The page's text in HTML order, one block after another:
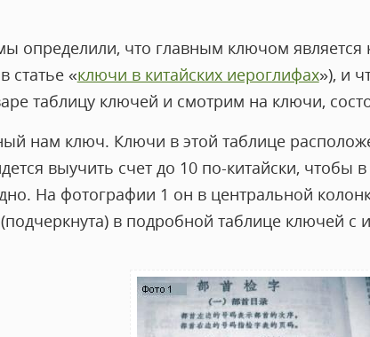
определили, что главным ключом является
статье «ключи в китайских иероглифах»), и
таблицу ключей и смотрим на ключи,
нам ключ. Ключи в этой таблице
выучить счет до 10 по-китайски, чтобы
На фотографии 1 он в центральной
в подробной таблице ключей с